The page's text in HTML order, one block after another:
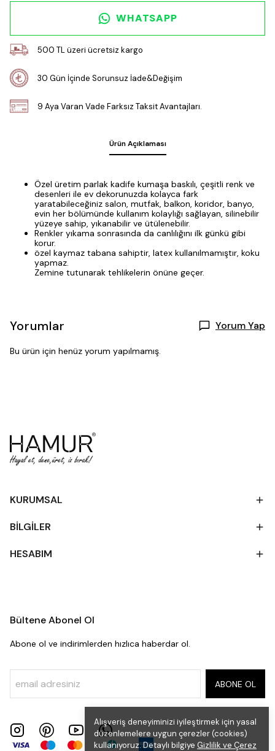
Alışveriş deneyiminizi iyileştirmek için yasal
düzenlemelere uygun çerezler (cookies)
kullanıyoruz. Detaylı bilgiye Gizlilik ve Çerez
WHATSAPP
500 TL üzeri ücretsiz kargo
30 Gün İçinde Sorunsuz İade&Değişim
9 Aya Varan Vade Farksız Taksit Avantajları.
Ürün Açıklaması
Özel üretim parlak kadife kumaşa baskılı, çeşitli renk ve
desenleri ile ev dekorunuzda kolayca fark
yaratabileceğiniz salon, mutfak, balkon, koridor, banyo,
evin her bölümünde kullanım kolaylığı sağlayan, silinebilir
yüzeye sahip, yıkanabilir ve ütülenebilir.
Renkler yıkama sonrasında da canlılığını ilk günkü gibi
korur.
özel kaymaz tabana sahiptir, latex kullanılmamıştır, koku
yapmaz.
Zemine tutunarak tehlikelerin önüne geçer.
Yorumlar Yorum Yap
Bu ürün için henüz yorum yapılmamış.
KURUMSAL
BİLGİLER
HESABIM
Bültene Abonel Ol
Abone ol ve indirimlerden hızlıca haberdar ol.
ABONE OL